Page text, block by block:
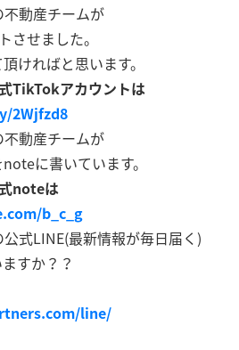
動産チームが
させました。
ければと思います。
TikTokアカウントは
2Wjfzd8
動産チームが
に書いています。
noteは
b_c_g
式LINE(最新情報が毎日届く)
すか？？
line/